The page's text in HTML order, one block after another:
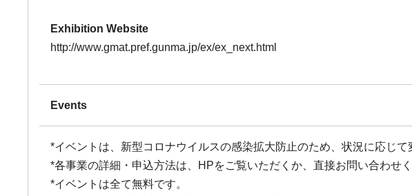
Exhibition Website
http://www.gmat.pref.gunma.jp/ex/ex_next.html
Events
*イベントは、新型コロナウイルスの感染拡大防止のため、状況に応じて
*各事業の詳細・申込方法は、HPをご覧いただくか、直接お問い合わせ
*イベントは全て無料です。